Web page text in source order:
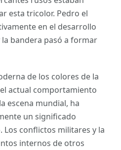
esta tricolor. Pedro el
en el desarrollo
la bandera pasó a formar
de los colores de la
actual comportamiento
escena mundial, ha
un significado
conflictos militares y la
internos de otros